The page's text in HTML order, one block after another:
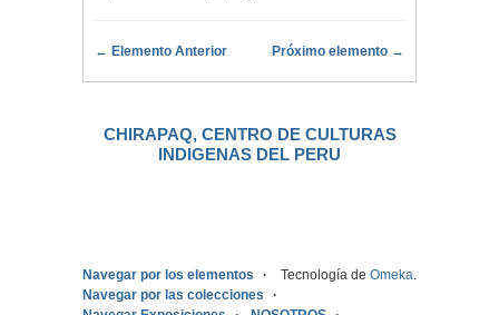
← Elemento Anterior Próximo elemento →
CHIRAPAQ, CENTRO DE CULTURAS
INDIGENAS DEL PERU
Navegar por los elementos
Navegar por las colecciones
Tecnología de Omeka.